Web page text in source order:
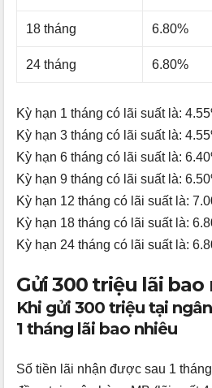
18 tháng 6.80%
24 tháng 6.80%
Kỳ hạn 1 tháng có lãi suất là:
Kỳ hạn 3 tháng có lãi suất là:
Kỳ hạn 6 tháng có lãi suất là:
Kỳ hạn 9 tháng có lãi suất là:
Kỳ hạn 12 tháng có lãi suất là:
Kỳ hạn 18 tháng có lãi suất là:
Kỳ hạn 24 tháng có lãi suất là:
Gửi 300 triệu lãi bao
Khi gửi 300 triệu tại
1 tháng lãi bao nhiêu
Số tiền lãi nhận được sau 1